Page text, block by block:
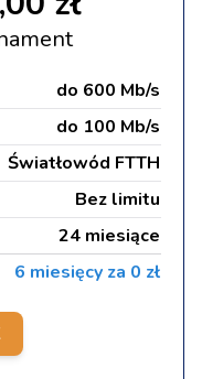
do 600 Mb/s
do 100 Mb/s
Światłowód FTTH
Bez limitu
24 miesiące
6 miesięcy za 0 zł